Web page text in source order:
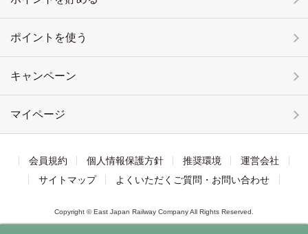
ポイントを使う
キャンペーン
マイページ
会員規約 個人情報保護方針 推奨環境
運営会社
サイトマップ
よくいただくご質問・お問い合わせ
Copyright © East Japan Railway Company All Rights Reserved.